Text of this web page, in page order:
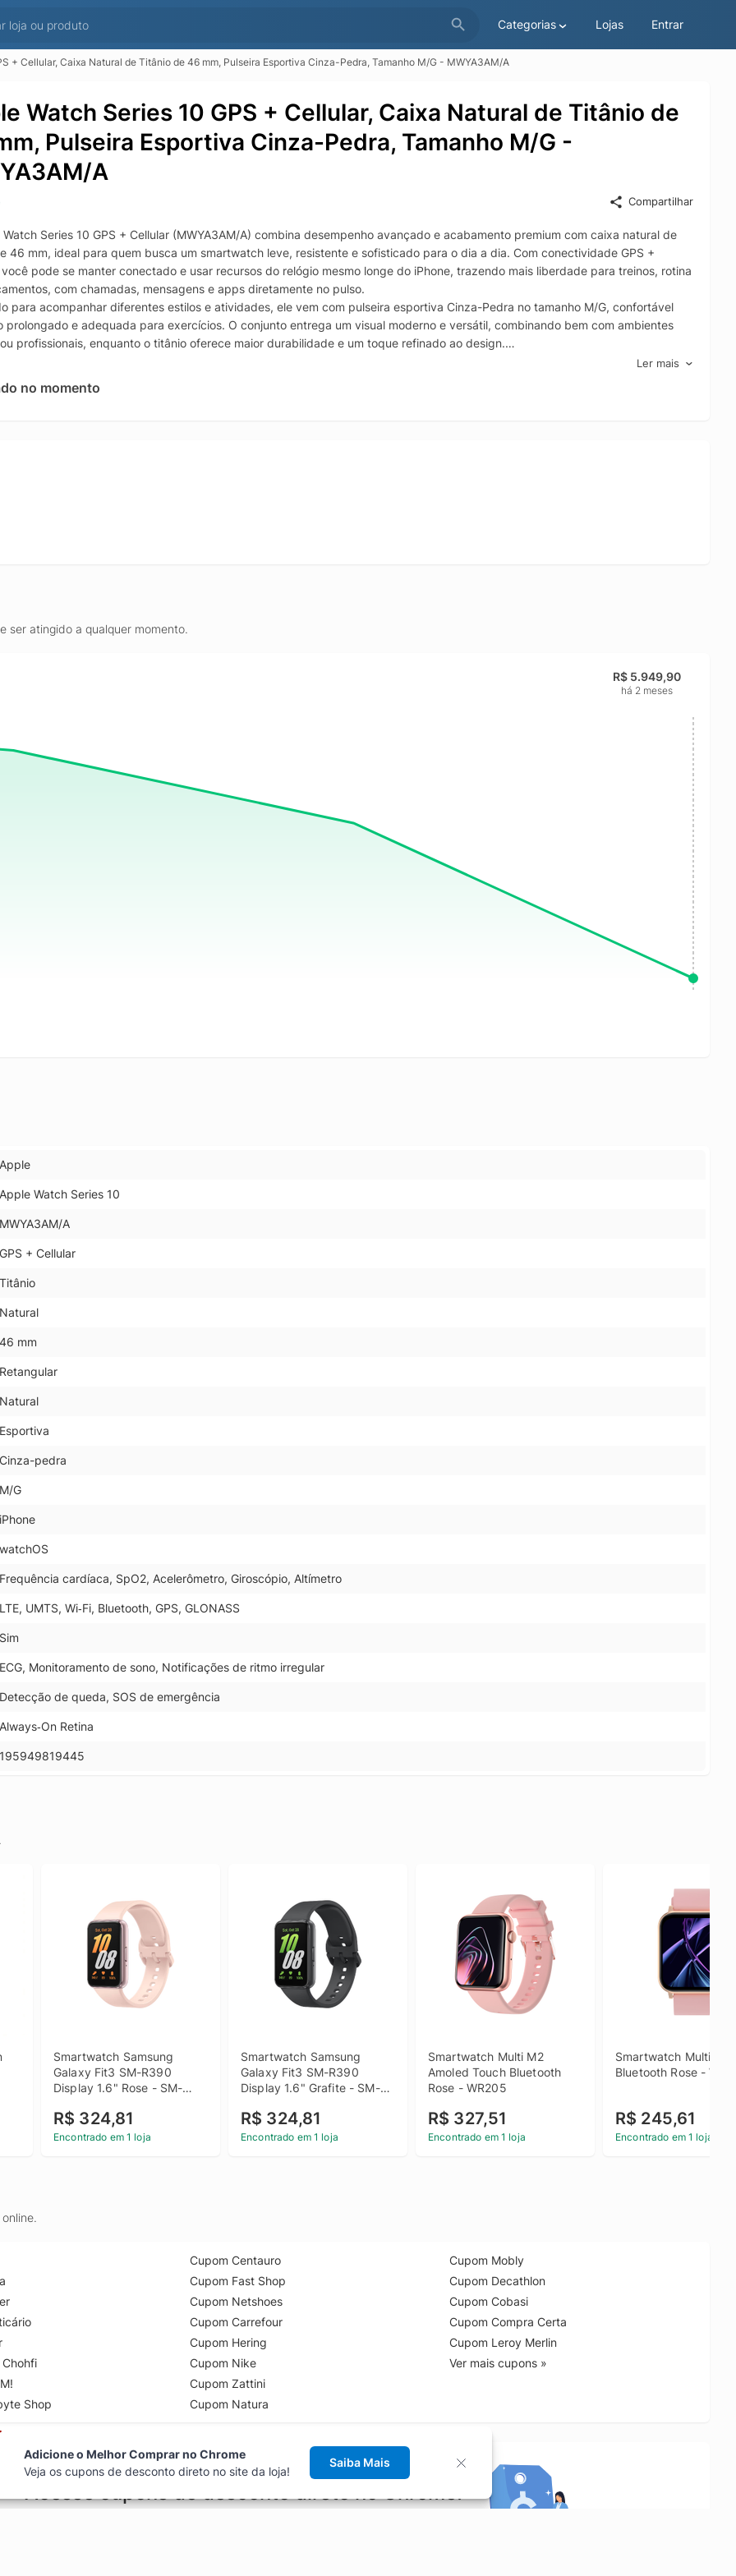
Categorias Lojas Entrar
+ Cellular, Caixa Natural de Titânio de 46 mm, Pulseira Esportiva Cinza-Pedra, Tamanho M/G - MWYA3AM/A
Watch Series 10 GPS + Cellular, Caixa Natural de Titânio de
Pulseira Esportiva Cinza-Pedra, Tamanho M/G -
A
Compartilhar
Series 10 GPS + Cellular (MWYA3AM/A) combina desempenho avançado e acabamento premium com caixa natural de
46 mm, ideal para quem busca um smartwatch leve, resistente e sofisticado para o dia a dia. Com conectividade GPS +
você pode se manter conectado e usar recursos do relógio mesmo longe do iPhone, trazendo mais liberdade para treinos, rotina
com chamadas, mensagens e apps diretamente no pulso.
para acompanhar diferentes estilos e atividades, ele vem com pulseira esportiva Cinza-Pedra no tamanho M/G, confortável
prolongado e adequada para exercícios. O conjunto entrega um visual moderno e versátil, combinando bem com ambientes
profissionais, enquanto o titânio oferece maior durabilidade e um toque refinado ao design.
bem-estar e atividades físicas, com acesso rápido a notificações, controles e aplicativos. Uma escolha completa para
um relógio inteligente Apple com GPS e Cellular, caixa de titânio de 46 mm e pulseira esportiva confortável para uso
Ler mais
no momento
ser atingido a qualquer momento.
R$ 5.949,90
há 2 meses
Apple
Apple Watch Series 10
MWYA3AM/A
GPS + Cellular
Titânio
Natural
46 mm
Retangular
Natural
Esportiva
Cinza-pedra
M/G
iPhone
watchOS
Frequência cardíaca, SpO2, Acelerômetro, Giroscópio, Altímetro
LTE, UMTS, Wi‑Fi, Bluetooth, GPS, GLONASS
Sim
ECG, Monitoramento de sono, Notificações de ritmo irregular
Detecção de queda, SOS de emergência
Always‑On Retina
195949819445
Smartwatch Samsung
Galaxy Fit3 SM-R390
Display 1.6" Rose - SM-
R$ 324,81
Encontrado em 1 loja
Smartwatch Samsung
Galaxy Fit3 SM-R390
Display 1.6" Grafite - SM-
R$ 324,81
Encontrado em 1 loja
Smartwatch Multi M2
Amoled Touch Bluetooth
Rose - WR205
R$ 327,51
Encontrado em 1 loja
Smartwatch Multi L2
Bluetooth Rose -
R$ 245,61
Encontrado em 1 loja
Shop
Cupom Centauro
Cupom Fast Shop
Cupom Netshoes
Cupom Carrefour
Cupom Hering
Cupom Nike
Cupom Zattini
Cupom Natura
Cupom Mobly
Cupom Decathlon
Cupom Cobasi
Cupom Compra Certa
Cupom Leroy Merlin
Ver mais cupons »
Acesse cupons de desconto direto no Chrome!
Adicione o Melhor Comprar no Chrome
Veja os cupons de desconto direto no site da loja!
Saiba Mais